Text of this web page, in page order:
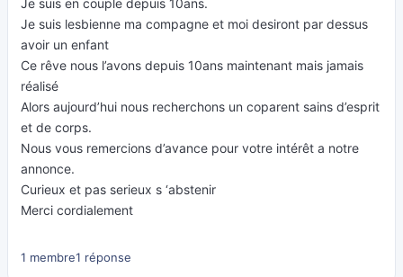
Je suis en couple depuis 10ans.
Je suis lesbienne ma compagne et moi desiront par dessus
avoir un enfant
Ce rêve nous l’avons depuis 10ans maintenant mais jamais
réalisé
Alors aujourd’hui nous recherchons un coparent sains d’esprit
et de corps.
Nous vous remercions d’avance pour votre intérêt a notre
annonce.
Curieux et pas serieux s ‘abstenir
Merci cordialement
1 membre1 réponse